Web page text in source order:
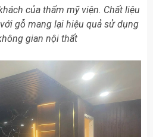
của thẩm mỹ viện. Chất liệu
gỗ mang lại hiệu quả sử dụng
gian nội thất